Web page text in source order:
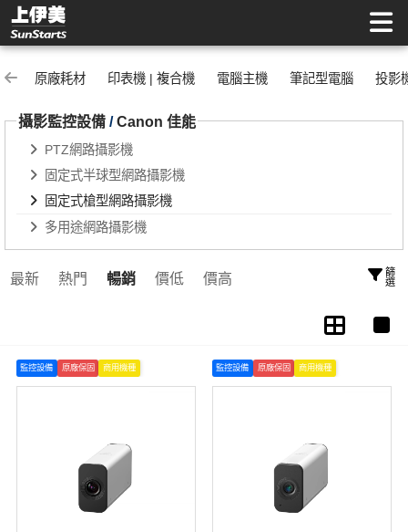
固定式槍型網路攝影機 | 上伊美辦公用品網
原廠耗材 印表機 | 複合機 電腦主機 筆記型電腦 投影
攝影監控設備 /Canon 佳能
PTZ網路攝影機
固定式半球型網路攝影機
固定式槍型網路攝影機
多用途網路攝影機
最新 熱門 暢銷 價低 價高 篩選
監控設備 原廠保固 商用機種 監控設備 原廠保固 商用機種